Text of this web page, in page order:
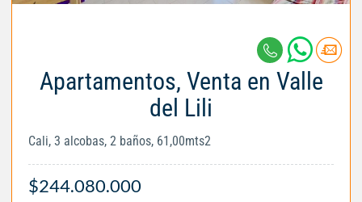
Apartamentos, Venta en Valle
del Lili
Cali, 3 alcobas, 2 baños, 61,00mts2
$244.080.000